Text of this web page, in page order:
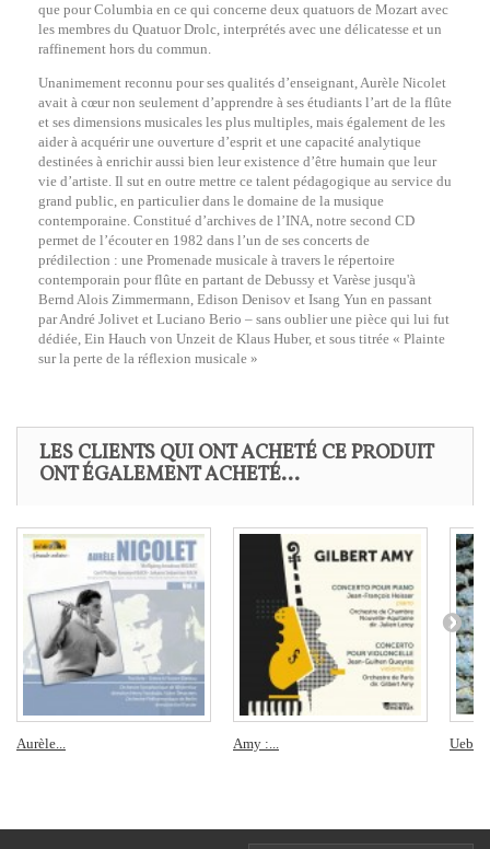
que pourColumbia en ce qui concerne deux quatuors de Mozart avec
les membres du Quatuor Drolc, interprétés avec une délicatesse et un
raffinement hors du commun.
Unanimement reconnu pour ses qualités d’enseignant, Aurèle Nicolet
avait à cœur non seulement d’apprendre à ses étudiants l’art de la flûte
et ses dimensions musicales les plus multiples, mais également de les
aider à acquérir une ouverture d’esprit et une capacité analytique
destinées à enrichir aussi bien leur existence d’être humain que leur
vie d’artiste. Il sut en outre mettre ce talent pédagogique au service du
grand public, en particulier dans le domaine de la musique
contemporaine. Constitué d’archives de l’INA, notre second CD
permet de l’écouter en 1982 dans l’un de ses concerts de
prédilection : une Promenade musicale à travers le répertoire
contemporain pour flûte en partant de Debussy et Varèse jusqu'à
Bernd Alois Zimmermann, Edison Denisov et Isang Yun en passant
par André Jolivet et Luciano Berio – sans oublier une pièce qui lui fut
dédiée, Ein Hauch von Unzeit de Klaus Huber, et sous titrée « Plainte
sur la perte de la réflexion musicale »
LES CLIENTS QUI ONT ACHETÉ CE PRODUIT
ONT ÉGALEMENT ACHETÉ...
Aurèle... Amy :...